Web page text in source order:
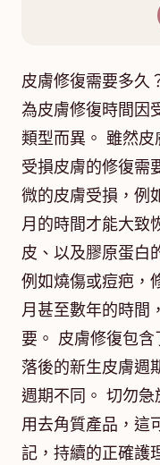
皮膚修復需要多久
為皮膚修復時間因
類型而異。 雖然
受損皮膚的修復需
微的皮膚受損，例
月的時間才能大致
皮、以及膠原蛋白
例如燒傷或痘疤，
月甚至數年的時間
要。 皮膚修復包
落後的新生皮膚週
週期不同。 切勿
用去角質產品，這
記，持續的正確護